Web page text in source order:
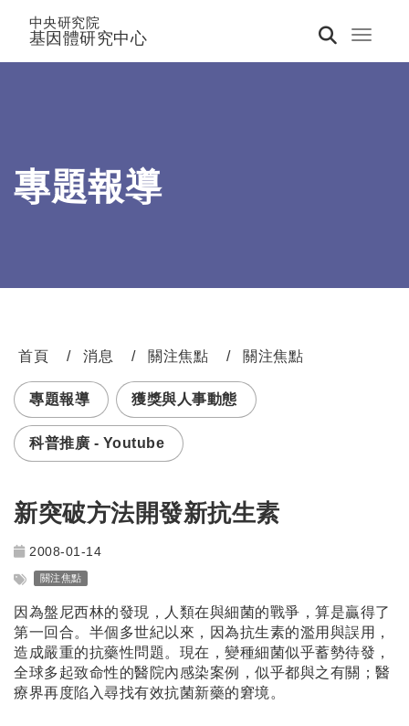
Toggle
中央研究院
基因體研究中心
專題報導
首頁 消息 關注焦點
關注焦點
專題報導
獲獎與人事動態
科普推廣 - Youtube
新突破方法開發新抗生素
2008-01-14
關注焦點
因為盤尼西林的發現，人類在與細菌的戰爭，算是贏得了
第一回合。半個多世紀以來，因為抗生素的濫用與誤用，
造成嚴重的抗藥性問題。現在，變種細菌似乎蓄勢待發，
全球多起致命性的醫院內感染案例，似乎都與之有關；醫
療界再度陷入尋找有效抗菌新藥的窘境。